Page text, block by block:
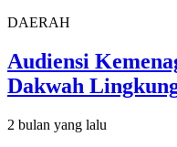
DAERAH
Audiensi
Dakwah
2 bulan yang lalu